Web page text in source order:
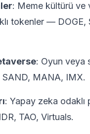
: Meme kültürü ve
tokenler — DOGE,
: Oyun veya
MANA, IMX.
: Yapay zeka
TAO, Virtuals.